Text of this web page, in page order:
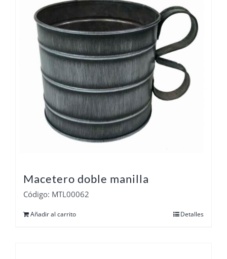
Macetero doble manilla
Código: MTL00062
Añadir al carrito Detalles